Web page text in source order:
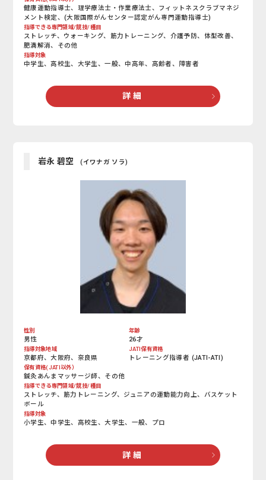
健康運動指導士、理学療法士・作業療法士、フィットネスクラブマネジ
メント検定、(大阪国際がんセンター認定がん専門運動指導士)
指導できる専門領域/競技/種目
ストレッチ、ウォーキング、筋力トレーニング、介護予防、体型改善、
肥満解消、その他
指導対象
中学生、高校生、大学生、一般、中高年、高齢者、障害者
詳 細
岩永 碧空 (イワナガ ソラ)
性別
男性
年齢
26才
指導対象地域
京都府、大阪府、奈良県
JATI保有資格
トレーニング指導者 (JATI-ATI)
保有資格(JATI以外）
鍼灸あんまマッサージ師、その他
指導できる専門領域/競技/種目
ストレッチ、筋力トレーニング、ジュニアの運動能力向上、バスケット
ボール
指導対象
小学生、中学生、高校生、大学生、一般、プロ
詳 細